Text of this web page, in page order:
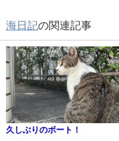
海日記の関連記事
久しぶりのボート！